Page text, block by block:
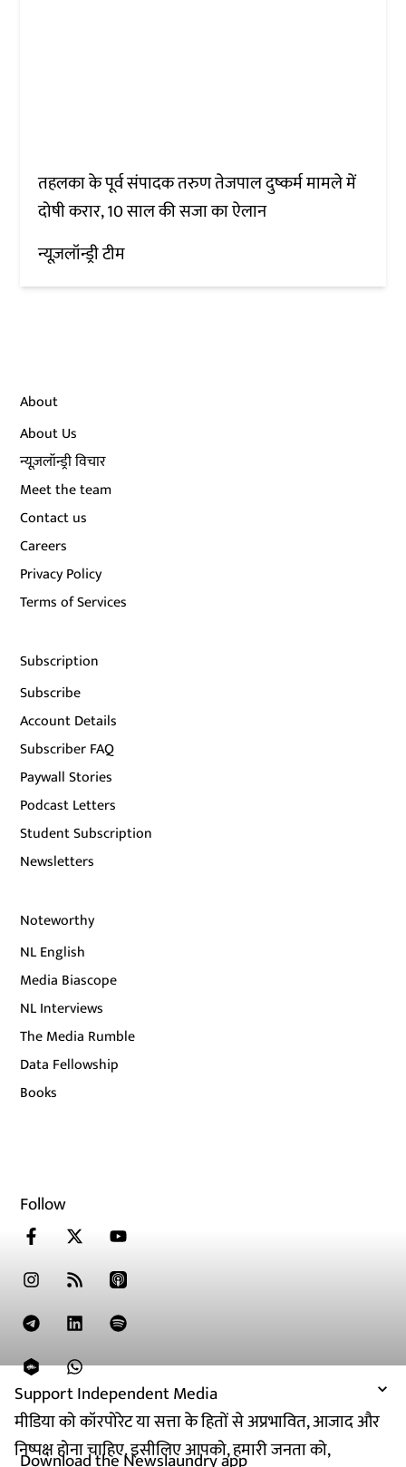
Support Independent Media
मीडिया को कॉरपोरेट या सत्ता के हितों से अप्रभावित, आजाद और
निष्पक्ष होना चाहिए. इसीलिए आपको, हमारी जनता को,
तहलका के पूर्व संपादक तरुण तेजपाल दुष्कर्म मामले में
दोषी करार, 10 साल की सजा का ऐलान
न्यूज़लॉन्ड्री टीम
About
About Us
न्यूज़लॉन्ड्री विचार
Meet the team
Contact us
Careers
Privacy Policy
Terms of Services
Subscription
Subscribe
Account Details
Subscriber FAQ
Paywall Stories
Podcast Letters
Student Subscription
Newsletters
Noteworthy
NL English
Media Biascope
NL Interviews
The Media Rumble
Data Fellowship
Books
Follow